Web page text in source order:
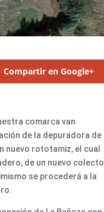
Compartir en Google+
comarca van
de la depuradora de
nuevo rototamiz, el cual
de un nuevo
se procederá a la